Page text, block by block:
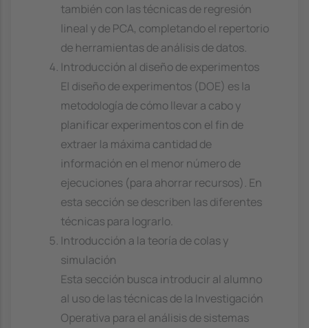
también con las técnicas de regresión
lineal y de PCA, completando el repertorio
de herramientas de análisis de datos.
Introducción al diseño de experimentos
El diseño de experimentos (DOE) es la
metodología de cómo llevar a cabo y
planificar experimentos con el fin de
extraer la máxima cantidad de
información en el menor número de
ejecuciones (para ahorrar recursos). En
esta sección se describen las diferentes
técnicas para lograrlo.
Introducción a la teoría de colas y
simulación
Esta sección busca introducir al alumno
al uso de las técnicas de la Investigación
Operativa para el análisis de sistemas